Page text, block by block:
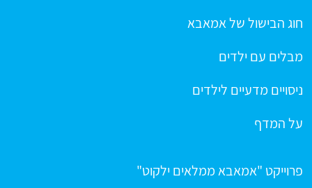
חוג הבישול של אמאבא
מבלים עם ילדים
ניסויים מדעיים לילדים
על המדף
פרוייקט "אמאבא ממלאים ילקוט"